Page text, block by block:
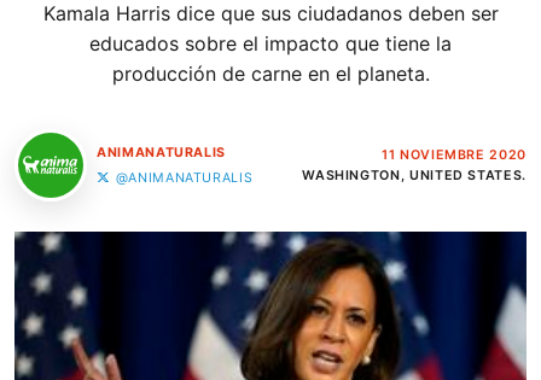
Kamala Harris dice que sus ciudadanos deben ser
educados sobre el impacto que tiene la
producción de carne en el planeta.
ANIMANATURALIS
@ANIMANATURALIS
11 NOVIEMBRE 2020
WASHINGTON, UNITED STATES.